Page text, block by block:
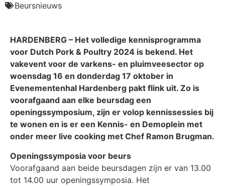
Beursnieuws
HARDENBERG – Het volledige kennisprogramma
voor Dutch Pork & Poultry 2024 is bekend. Het
vakevent voor de varkens- en pluimveesector op
woensdag 16 en donderdag 17 oktober in
Evenementenhal Hardenberg pakt flink uit. Zo is
voorafgaand aan elke beursdag een
openingssymposium, zijn er volop kennissessies bij
te wonen en is er een Kennis- en Demoplein met
onder meer live cooking met Chef Ramon Brugman.
Openingssymposia voor beurs
Voorafgaand aan beide beursdagen zijn er van 13.00
tot 14.00 uur openingssymposia. Het